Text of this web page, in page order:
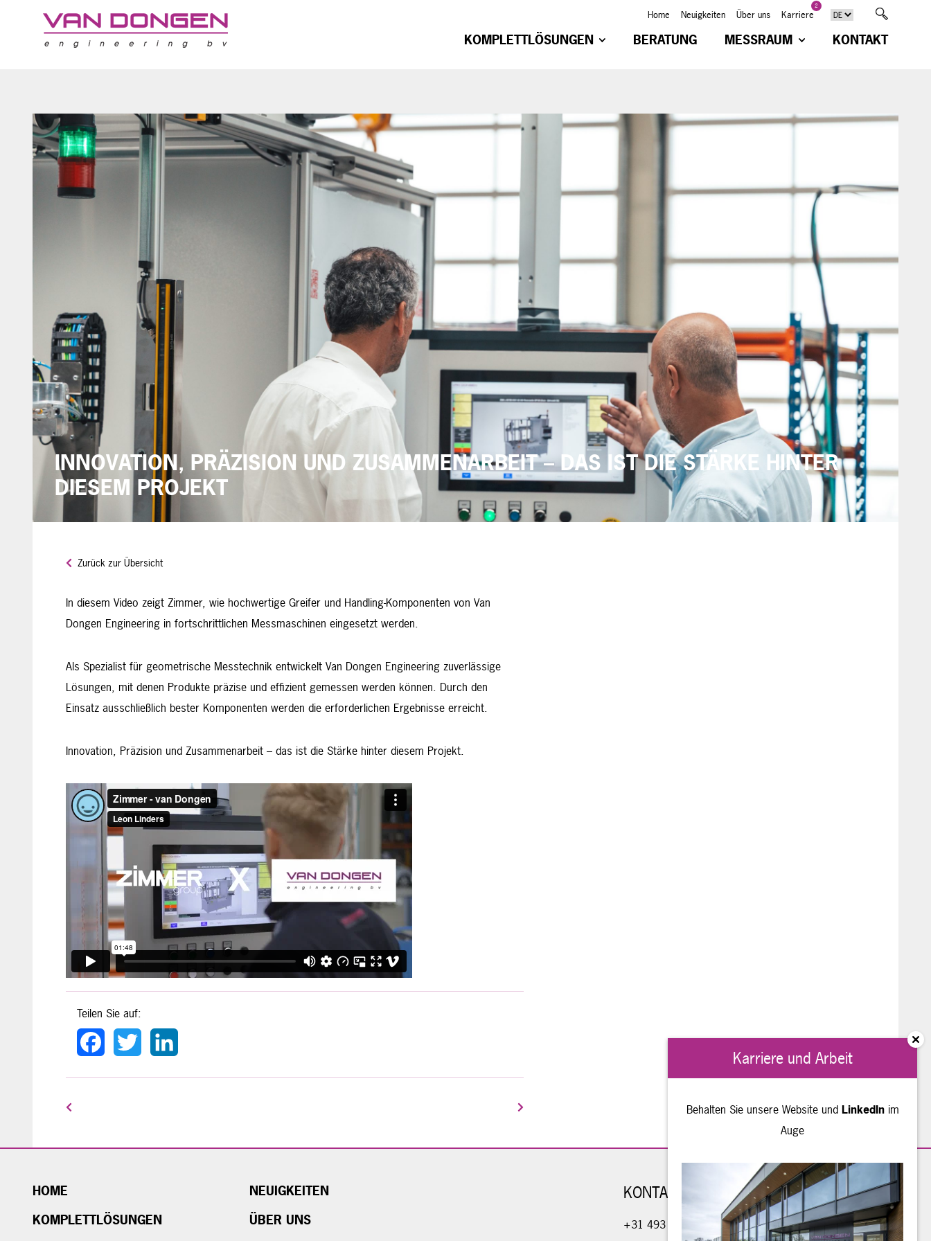
Home Neuigkeiten Über uns Karriere
2
KOMPLETTLÖSUNGEN BERATUNG MESSRAUM KONTAKT
INNOVATION, PRÄZISION UND ZUSAMMENARBEIT – DAS IST DIE STÄRKE HINTER
DIESEM PROJEKT
Zurück zur Übersicht
In diesem Video zeigt Zimmer, wie hochwertige Greifer und Handling-Komponenten von Van
Dongen Engineering in fortschrittlichen Messmaschinen eingesetzt werden.
Als Spezialist für geometrische Messtechnik entwickelt Van Dongen Engineering zuverlässige
Lösungen, mit denen Produkte präzise und effizient gemessen werden können. Durch den
Einsatz ausschließlich bester Komponenten werden die erforderlichen Ergebnisse erreicht.
Innovation, Präzision und Zusammenarbeit – das ist die Stärke hinter diesem Projekt.
Teilen Sie auf:
Facebook Twitter
HOME
KOMPLETTLÖSUNGEN
NEUIGKEITEN
ÜBER UNS
KONTAKT
+31 493 - 490 234
Karriere und Arbeit
Behalten Sie unsere Website und LinkedInim
Auge